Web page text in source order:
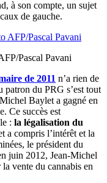
à son compte, un sujet
de gauche.
Pascal Pavani
de 2011 n’a rien de
du PRG s’est tout
Baylet a gagné en
Ce succès est
: la légalisation du
a compris l’intérêt et la
le président du
juin 2012, Jean-Michel
vente du cannabis en